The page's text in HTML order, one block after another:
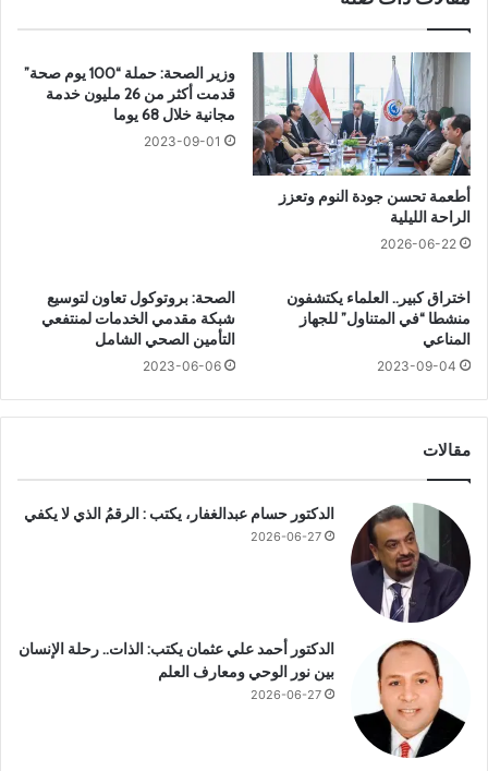
ل
د
ك
ت
و
ر
ي
س
ف
ف
ر
ي
ب
ل
ص
ح
ي
ة
»
ي
ع
م
ا
ل
ر
ا
ط
ب
ي
أطعمة تحسن جودة النوم وتعزز
الراحة الليلية
2026-06-22
وزير الصحة: حملة “100 يوم صحة”
قدمت أكثر من 26 مليون خدمة
مجانية خلال 68 يوما
2023-09-01
اختراق كبير.. العلماء يكتشفون
منشطا “في المتناول” للجهاز
المناعي
2023-09-04
الصحة: بروتوكول تعاون لتوسيع
شبكة مقدمي الخدمات لمنتفعي
التأمين الصحي الشامل
2023-06-06
مقالات
الدكتور حسام عبدالغفار، يكتب : الرقمُ الذي لا يكفي
2026-06-27
الدكتور أحمد علي عثمان يكتب: الذات.. رحلة الإنسان
بين نور الوحي ومعارف العلم
2026-06-27